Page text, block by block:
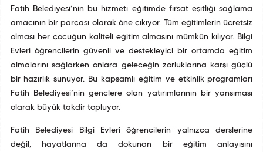
Fatih Belediyesi’nin bu hizmeti eğitimde fırsat eşitliği sağlama
amacının bir parçası olarak öne çıkıyor. Tüm eğitimlerin ücretsiz
olması her çocuğun kaliteli eğitim almasını mümkün kılıyor. Bilgi
Evleri öğrencilerin güvenli ve destekleyici bir ortamda eğitim
almalarını sağlarken onlara geleceğin zorluklarına karşı güçlü
bir hazırlık sunuyor. Bu kapsamlı eğitim ve etkinlik programları
Fatih Belediyesi’nin gençlere olan yatırımlarının bir yansıması
olarak büyük takdir topluyor.
Fatih Belediyesi Bilgi Evleri öğrencilerin yalnızca derslerine
değil, hayatlarına da dokunan bir eğitim anlayışını